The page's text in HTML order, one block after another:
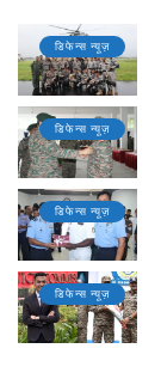
डिफेन्स न्यूज़
डिफेन्स न्यूज़
डिफेन्स न्यूज़
डिफेन्स न्यूज़